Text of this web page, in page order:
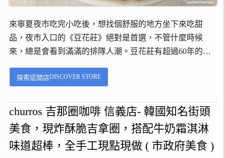
來寧夏夜市吃完小吃後，想找個舒服的地方坐下來吃甜
品，夜市入口的《豆花莊》絕對是首選，不管什麼時候
來，總是會看到滿滿的排隊人潮。豆花莊有超過60年的歷
養活一家七口，開始在新莊地區推著手推車，沿街叫賣豆
探索這間店DISCOVER STORE
churros 吉那圈咖啡 信義店- 韓國知名街頭
美食，現炸酥脆吉拿圈，搭配牛奶霜淇淋
味道超棒，全手工現點現做 ( 市政府美食 )